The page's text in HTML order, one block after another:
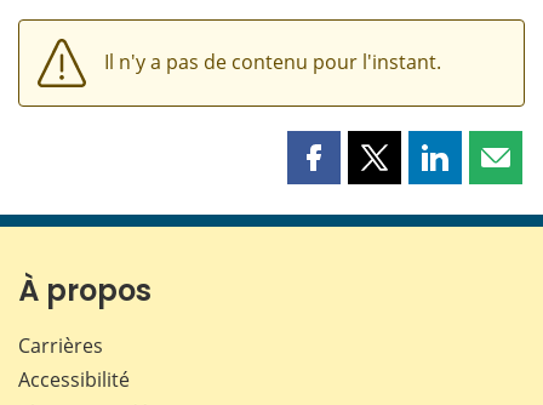
Il n'y a pas de contenu pour l'instant.
Partager
page
Partager
page
Partager
page page
À propos
Carrières
Accessibilité